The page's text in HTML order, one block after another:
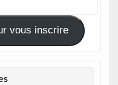
vous inscrire